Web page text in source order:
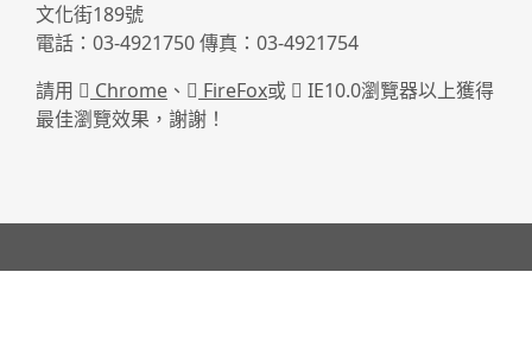
文化街189號
電話：03-4921750 傳真：03-4921754
請用
Chrome 、 FireFox或
IE10.0瀏覽器以上獲得
最佳瀏覽效果，謝謝！